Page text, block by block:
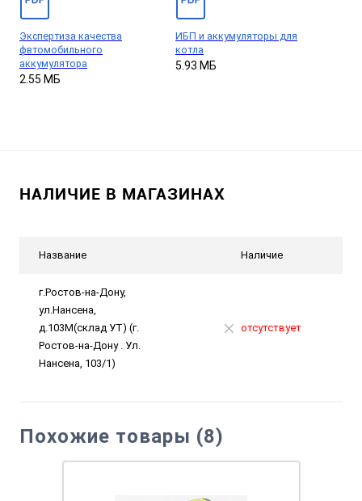
Экспертиза качества
фвтомобильного
аккумулятора
2.55 МБ
ИБП и аккумуляторы для
котла
5.93 МБ
НАЛИЧИЕ В МАГАЗИНАХ
Название Наличие
г.Ростов-на-Дону,
ул.Нансена,
д.103М(склад УТ) (г.
Ростов-на-Дону . Ул.
Нансена, 103/1)
отсутствует
Похожие товары (8)